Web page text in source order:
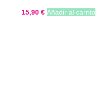
15,90 € Añadir al carrito